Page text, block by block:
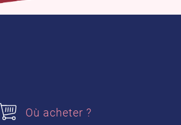
fouettée ferme et qui tient
Où acheter ?